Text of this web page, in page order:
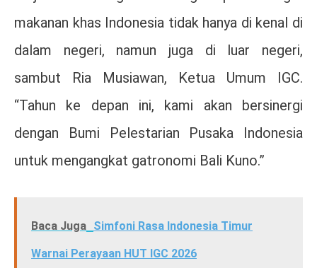
makanan khas Indonesia tidak hanya di kenal di
dalam negeri, namun juga di luar negeri,
sambut Ria Musiawan, Ketua Umum IGC.
“Tahun ke depan ini, kami akan bersinergi
dengan Bumi Pelestarian Pusaka Indonesia
untuk mengangkat gatronomi Bali Kuno.”
Baca Juga Simfoni Rasa Indonesia Timur
Warnai Perayaan HUT IGC 2026